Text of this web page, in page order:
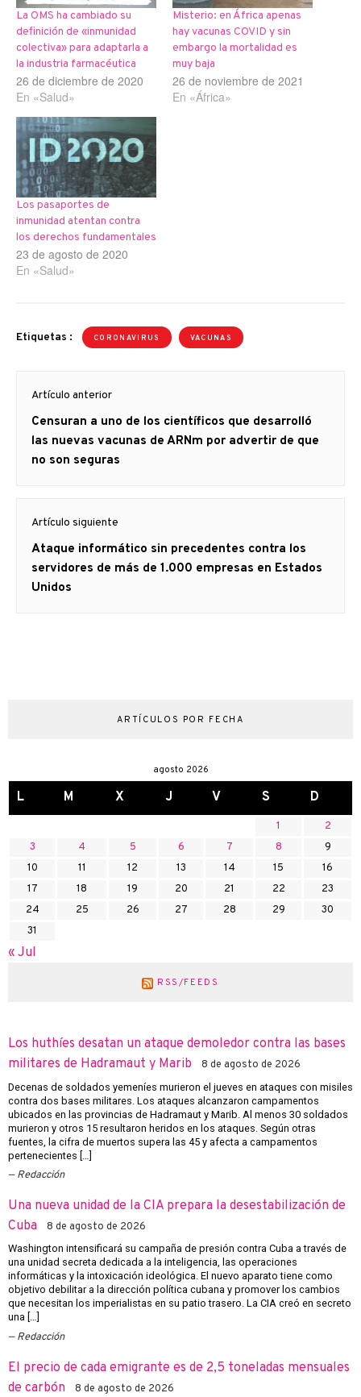
La OMS ha cambiado su
definición de «inmunidad
colectiva» para adaptarla a
la industria farmacéutica
26 de diciembre de 2020
En «Salud»
Misterio: en África apenas
hay vacunas COVID y sin
embargo la mortalidad es
muy baja
26 de noviembre de 2021
En «África»
Los pasaportes de
inmunidad atentan contra
los derechos fundamentales
23 de agosto de 2020
En «Salud»
Etiquetas : CORONAVIRUS VACUNAS
de
entradas
Artículo anterior
Artículo
anterior
Censuran a uno de los científicos que desarrolló
las nuevas vacunas de ARNm por advertir de que
no son seguras
Artículo siguiente
Artículo
siguiente:
Ataque informático sin precedentes contra los
servidores de más de 1.000 empresas en Estados
Unidos
ARTÍCULOS POR FECHA
agosto 2026
L M X J V S D
1
2
3
4 5 6 7 8
9
10
11 12 13 14 15
16
17
18 19 20 21 22
23
24
25 26 27 28 29
30
31
« Jul
RSS/FEEDS
Los huthíes desatan un ataque demoledor contra las bases
militares de Hadramaut y Marib
8 de agosto de 2026
Decenas de soldados yemeníes murieron el jueves en ataques con misiles
contra dos bases militares. Los ataques alcanzaron campamentos
ubicados en las provincias de Hadramaut y Marib. Al menos 30 soldados
murieron y otros 15 resultaron heridos en los ataques. Según otras
fuentes, la cifra de muertos supera las 45 y afecta a campamentos
pertenecientes […]
Redacción
Una nueva unidad de la CIA prepara la desestabilización de
Cuba
8 de agosto de 2026
Washington intensificará su campaña de presión contra Cuba a través de
una unidad secreta dedicada a la inteligencia, las operaciones
informáticas y la intoxicación ideológica. El nuevo aparato tiene como
objetivo debilitar a la dirección política cubana y promover los cambios
que necesitan los imperialistas en su patio trasero. La CIA creó en secreto
una […]
Redacción
El precio de cada emigrante es de 2,5 toneladas mensuales
de carbón
8 de agosto de 2026